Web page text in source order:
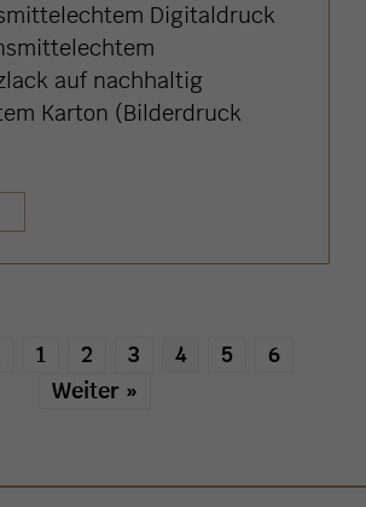
Digitaldruck
auf nachhaltig
Karton (Bilderdruck
1 2 3 4 5
6
Weiter »